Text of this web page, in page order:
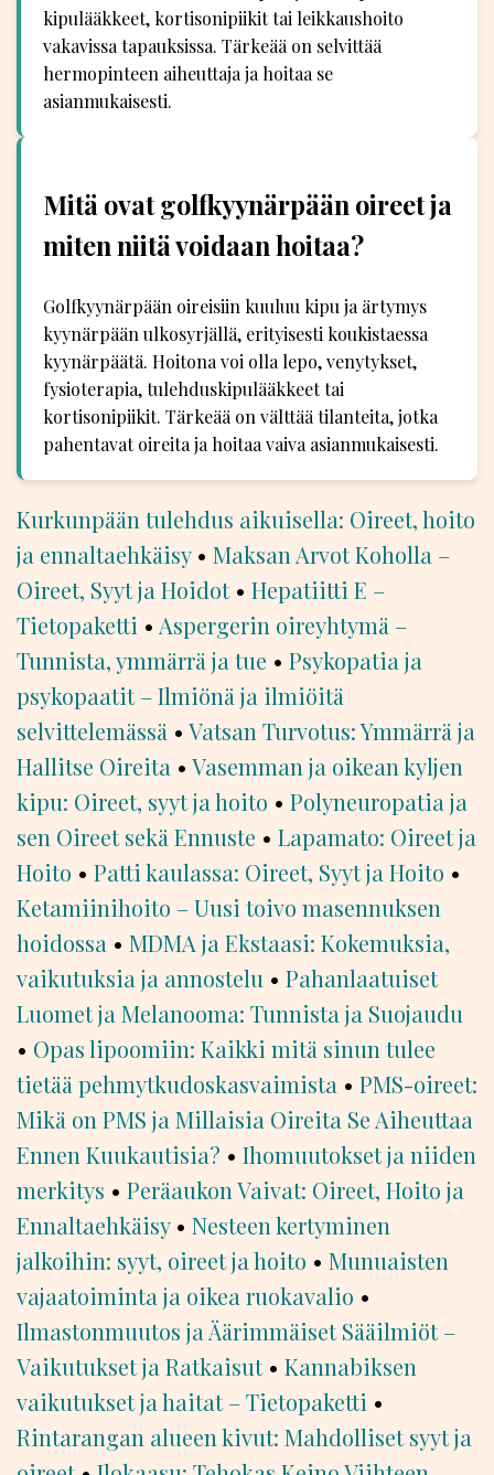
kipulääkkeet, kortisonipiikit tai leikkaushoito
vakavissa tapauksissa. Tärkeää on selvittää
hermopinteen aiheuttaja ja hoitaa se
asianmukaisesti.
Mitä ovat golfkyynärpään oireet ja
miten niitä voidaan hoitaa?
Golfkyynärpään oireisiin kuuluu kipu ja ärtymys
kyynärpään ulkosyrjällä, erityisesti koukistaessa
kyynärpäätä. Hoitona voi olla lepo, venytykset,
fysioterapia, tulehduskipulääkkeet tai
kortisonipiikit. Tärkeää on välttää tilanteita, jotka
pahentavat oireita ja hoitaa vaiva asianmukaisesti.
Kurkunpään tulehdus aikuisella: Oireet, hoito
ja ennaltaehkäisy• Maksan Arvot Koholla –
Oireet, Syyt ja Hoidot• Hepatiitti E –
Tietopaketti • Aspergerin oireyhtymä –
Tunnista, ymmärrä ja tue • Psykopatia ja
psykopaatit – Ilmiönä ja ilmiöitä
selvittelemässä • Vatsan Turvotus: Ymmärrä ja
Hallitse Oireita • Vasemman ja oikean kyljen
kipu: Oireet, syyt ja hoito • Polyneuropatia ja
sen Oireet sekä Ennuste • Lapamato: Oireet ja
Hoito • Patti kaulassa: Oireet, Syyt ja Hoito •
Ketamiinihoito – Uusi toivo masennuksen
hoidossa • MDMA ja Ekstaasi: Kokemuksia,
vaikutuksia ja annostelu • Pahanlaatuiset
Luomet ja Melanooma: Tunnista ja Suojaudu
• Opas lipoomiin: Kaikki mitä sinun tulee
tietää pehmytkudoskasvaimista • PMS-oireet:
Mikä on PMS ja Millaisia Oireita Se Aiheuttaa
Ennen Kuukautisia? • Ihomuutokset ja niiden
merkitys • Peräaukon Vaivat: Oireet, Hoito ja
Ennaltaehkäisy• Nesteen kertyminen
jalkoihin: syyt, oireet ja hoito • Munuaisten
vajaatoiminta ja oikea ruokavalio •
Ilmastonmuutos ja Äärimmäiset Sääilmiöt –
Vaikutukset ja Ratkaisut• Kannabiksen
vaikutukset ja haitat – Tietopaketti •
Rintarangan alueen kivut: Mahdolliset syyt ja